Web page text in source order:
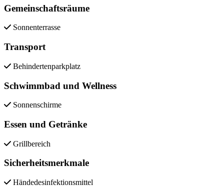
Gemeinschaftsräume
Sonnenterrasse
Transport
Behindertenparkplatz
Schwimmbad und Wellness
Sonnenschirme
Essen und Getränke
Grillbereich
Sicherheitsmerkmale
Händedesinfektionsmittel